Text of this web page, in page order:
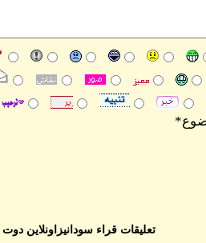
تعليقات قراء سودانيزاونلاين